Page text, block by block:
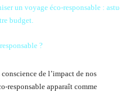
?
de l’impact de nos
responsable apparaît comme